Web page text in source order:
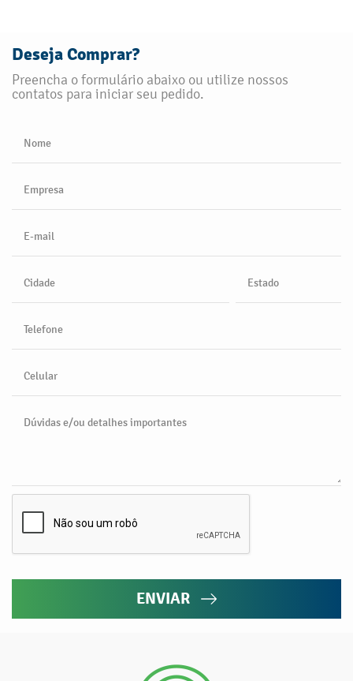
Deseja Comprar?
Preencha o formulário abaixo ou utilize nossos
contatos para iniciar seu pedido.
Nome
Empresa
E-mail
Cidade Estado
Telefone
Celular
Dúvidas e/ou detalhes importantes
ENVIAR